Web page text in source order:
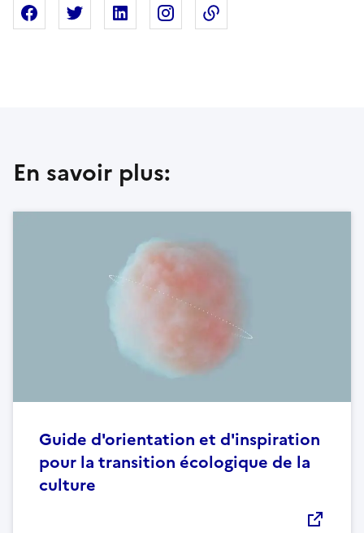
Partager sur Facebook
Partager sur XPartager sur Linkedin
Partager sur Instagram
En savoir plus:
Guide d'orientation et d'inspiration
pour la transition écologique de la
culture